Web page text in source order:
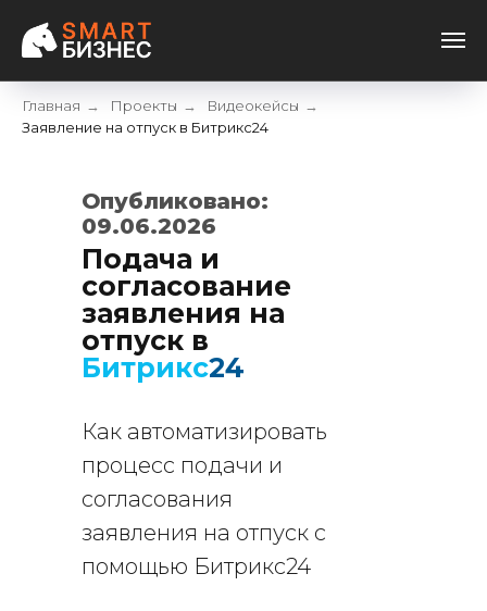
Главная → Проекты → Видеокейсы →
Заявление на отпуск в Битрикс24
Подача и
согласование
заявления на
отпуск в
Битрикс24
Как автоматизировать
процесс подачи и
согласования
заявления на отпуск с
помощью Битрикс24
Опубликовано:
09.06.2026